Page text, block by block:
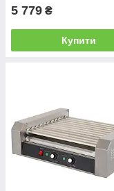
5 779 ₴
Купити